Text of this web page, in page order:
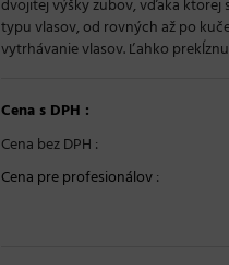
dvojitej výšky zubov, vďaka ktorej
typu vlasov, od rovných až po
vytrhávanie vlasov. Ľahko
Cena s DPH :
Cena bez DPH :
Cena pre profesionálov: